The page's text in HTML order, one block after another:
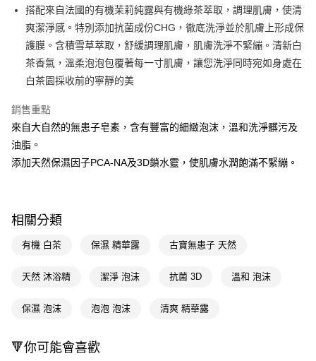
LINE Pay
Apple Pay
街口支付
悠遊付
Google Pay
【關於「AFTEE先享後付」】
２．便利：只要手機號碼，簡訊認證，即可結帳。
１．於結帳方式選擇「AFTEE先享後付」後，將跳轉至「AFTEE先享後付」
３．收到繳費通知簡訊後14天內，點擊此簡訊中的連結，可透過四大超商／
購買商品的店家。未經商家同意取消之訂單仍視為有效，需透過AFTEE先享
運送方式
全家取貨付款
付款後全家取貨
每筆NT$65，滿NT$390(含以上)免運費
每筆NT$65，滿NT$490(含以上)免運費
搭配來自法國的有機茉莉純露與有機綠茶萃取，調理肌膚，使清
爽潔淨感。特別添加抗菌成份CHG，徹底洗淨並於肌膚上形成保
護膜。含積雪草萃取，舒緩調理肌膚，肌膚洗淨不緊繃。清新白
茶香氣，溫柔泡泡包覆著每一寸肌膚，讓您洗淨同時宛如身處在
白茶園採收前的寧靜的美
銷售重點
來自大自然的無患子皂素，含有豐富的細緻泡沫，溫和洗淨髒污及
油脂。
添加天然保濕因子PCA-NA及3D鎖水靈，使肌膚水潤飽滿不緊繃。
相關分類
有機 白茶 保濕 精華露 古寶無患子 天然
天然 沐浴精 潔淨 泡沫 抗菌 3D 溫和 泡沫
保濕 泡沫 泡泡 泡沫 清爽 精華露
🔻你可能會喜歡